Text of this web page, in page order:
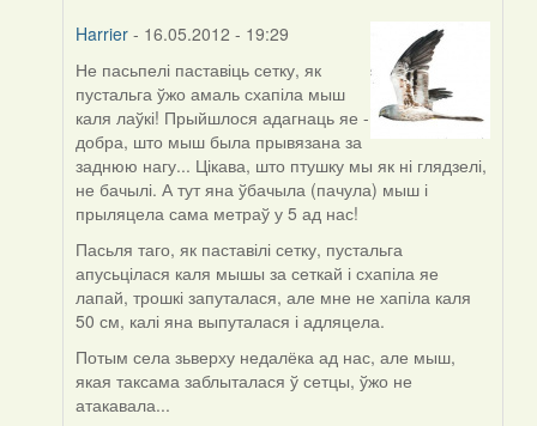
Harrier - 16.05.2012 - 19:29
In
reply
to
by
biot
Не пасьпелі паставіць сетку, як
пустальга ўжо амаль схапіла мыш
каля лаўкі! Прыйшлося адагнаць яе -
добра, што мыш была прывязана за
заднюю нагу... Цікава, што птушку мы як ні глядзелі,
не бачылі. А тут яна ўбачыла (пачула) мыш і
прыляцела сама метраў у 5 ад нас!
Пасьля таго, як паставілі сетку, пустальга
апусьцілася каля мышы за сеткай і схапіла яе
лапай, трошкі запуталася, але мне не хапіла каля
50 см, калі яна выпуталася і адляцела.
Потым села зьверху недалёка ад нас, але мыш,
якая таксама заблыталася ў сетцы, ўжо не
атакавала...